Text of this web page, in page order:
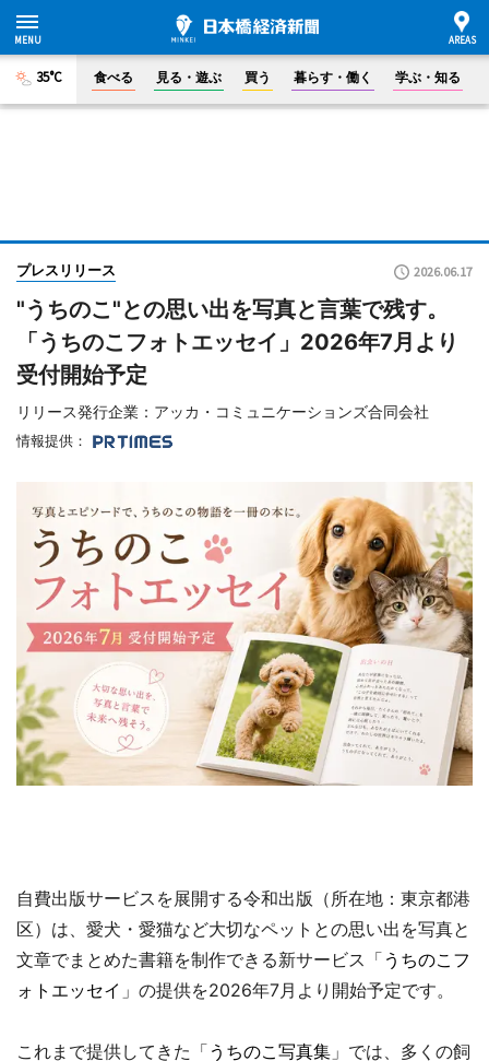
35°C 食べる 見る・遊ぶ 買う 暮らす・働く 学ぶ・知る
プレスリリース 2026.06.17
"うちのこ"との思い出を写真と言葉で残す。
「うちのこフォトエッセイ」2026年7月より
受付開始予定
リリース発行企業：アッカ・コミュニケーションズ合同会社
情報提供：
自費出版サービスを展開する令和出版（所在地：東京都港
区）は、愛犬・愛猫など大切なペットとの思い出を写真と
文章でまとめた書籍を制作できる新サービス「 うちのこフ
ォトエッセイ 」の提供を2026年7月より開始予定です。
これまで提供してきた「 うちのこ写真集 」では、多くの飼